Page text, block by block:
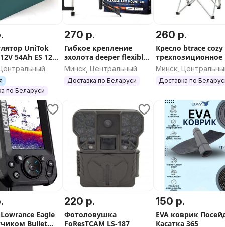
страховку пассажиров.
Конструкция надувного V-
и вклеена в корпус
по длине надувного дна
удары при движении
Днище НДНД имеет
характеристики,
мотором малой мощности.
в лодках серии Air пайол из
имеют значительно меньший
давления в конструкции
в сочетании с легкой
и транспортировке.
стравливающий клапан
UniTok
54Ah ES 12-
по Беларуси
270 р.
Гибкое крепление
эхолота deeper flexible
arm mount 2.0
Минск, Центральный
Доставка по Беларуси
260 р.
Кресло btrace cozy
трехпозиционное
Минск,
Доставка по
Eagle
Bullet
220 р.
Фотоловушка
FoResTCAM LS-187
150 р.
EVA коврик
Касатка 365